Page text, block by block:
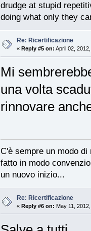
drudge at stupid
doing what only they
Re: Ricertificazione
« Reply #5 on: April 02,
Mi
una volta
rinnovare
C'è sempre un modo
fatto in modo
un nuovo inizio...
Re: Ricertificazione
« Reply #6 on: May 11,